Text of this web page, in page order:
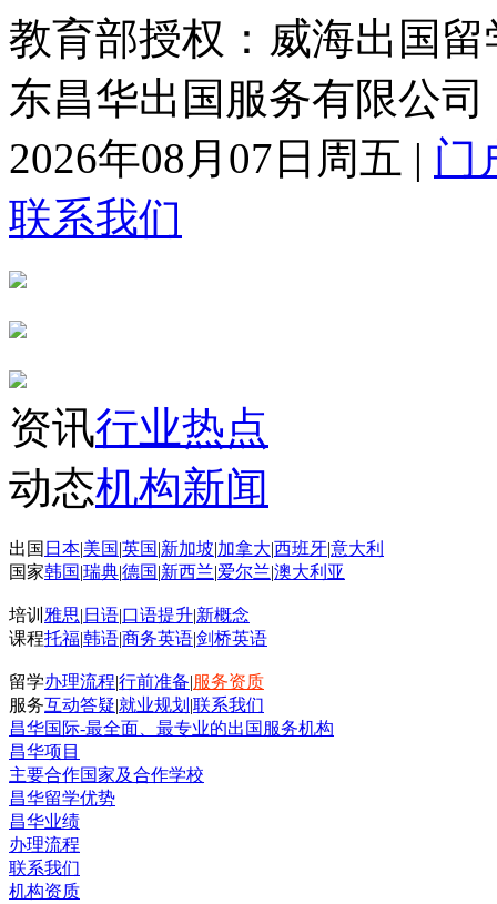
教育部授权：威海出国留
东昌华出国服务有限公司
2026年08月07日周五 | 门
联系我们
资讯行业热点
动态机构新闻
出国 日本|美国|英国|新加坡|加拿大|西班牙|意大利
国家韩国|瑞典|德国|新西兰|爱尔兰|澳大利亚
培训 雅思| 日语|口语提升|新概念
课程托福|韩语|商务英语|剑桥英语
留学办理流程|行前准备|服务资质
服务互动答疑|就业规划 |联系我们
昌华国际-最全面、最专业的出国服务机构
昌华项目
主要合作国家及合作学校
昌华留学优势
昌华业绩
办理流程
联系我们
机构资质